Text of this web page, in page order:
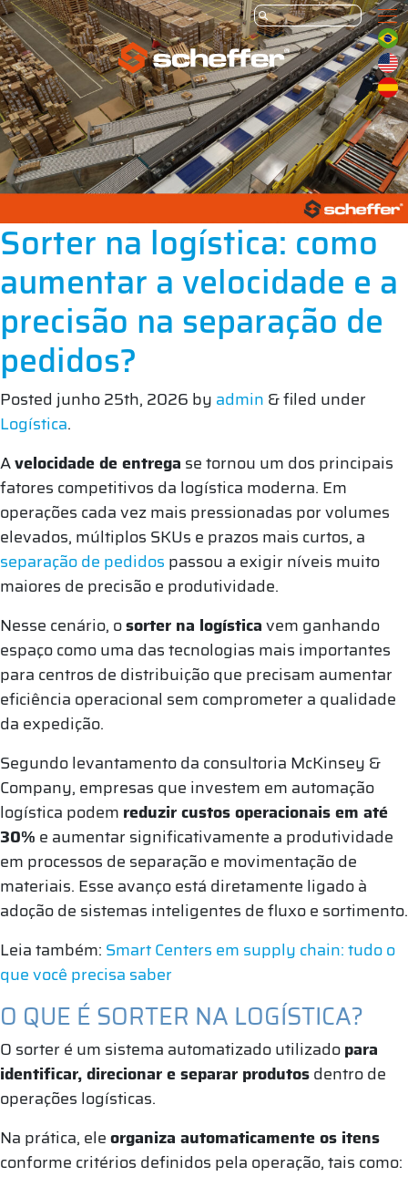
Sorter na logística: como
aumentar a velocidade e a
precisão na separação de
pedidos?
Posted junho 25th, 2026 by admin &filed under
Logística.
Avelocidade de entrega se tornou um dos principais
fatores competitivos da logística moderna. Em
operações cada vez mais pressionadas por volumes
elevados, múltiplos SKUs e prazos mais curtos, a
separação de pedidos passou a exigir níveis muito
maiores de precisão e produtividade.
Nesse cenário, osorter na logísticavem ganhando
espaço como uma das tecnologias mais importantes
para centros de distribuição que precisam aumentar
eficiência operacional sem comprometer a qualidade
da expedição.
Segundo levantamento da consultoria McKinsey &
Company, empresas que investem em automação
logística podem reduzir custos operacionais em até
30% e aumentar significativamente a produtividade
em processos de separação e movimentação de
materiais. Esse avanço está diretamente ligado à
adoção de sistemas inteligentes de fluxo e sortimento.
Leia também: Smart Centers em supply chain: tudo o
que você precisa saber
O QUE É SORTER NA LOGÍSTICA?
O sorter é um sistema automatizado utilizadopara
identificar, direcionar e separar produtosdentro de
operações logísticas.
Na prática, eleorganiza automaticamente os itens
conforme critérios definidos pela operação, tais como: